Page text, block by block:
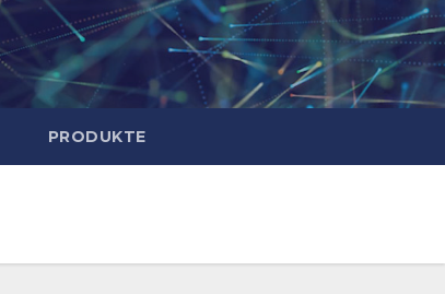
PRODUKTE